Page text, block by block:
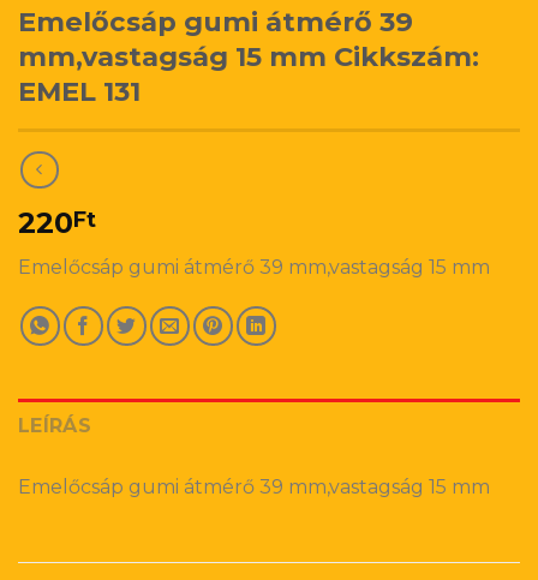
Emelőcsáp gumi átmérő 39
mm,vastagság 15 mm Cikkszám:
EMEL 131
220Ft
Emelőcsáp gumi átmérő 39 mm,vastagság 15 mm
LEÍRÁS
Emelőcsáp gumi átmérő 39 mm,vastagság 15 mm